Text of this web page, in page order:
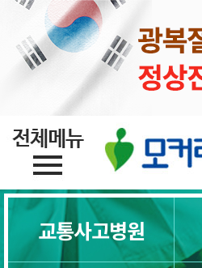
교통사고병원